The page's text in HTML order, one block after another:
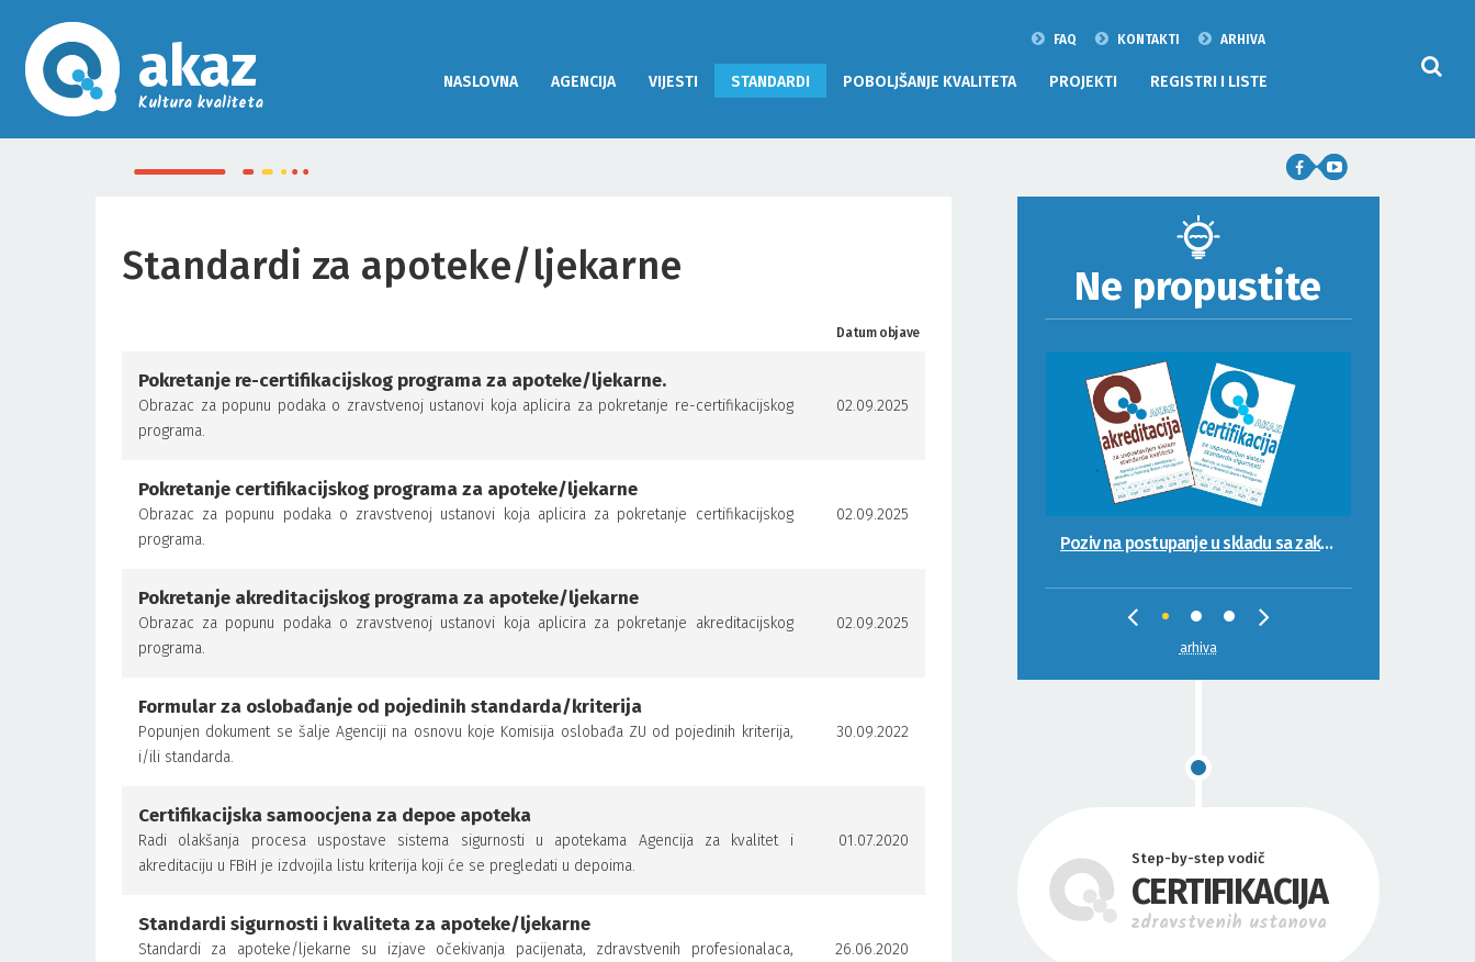
akaz
Kultura kvaliteta
FAQ KONTAKTI ARHIVA
NASLOVNA AGENCIJA VIJESTI STANDARDI POBOLJŠANJE KVALITETA PROJEKTI REGISTRI I LISTE
Standardi za apoteke/ljekarne
Datum objave
Pokretanje re-certifikacijskog programa za apoteke/ljekarne.
Obrazac za popunu podaka o zravstvenoj ustanovi koja aplicira za pokretanje re-certifikacijskog
programa.
02.09.2025
Pokretanje certifikacijskog programa za apoteke/ljekarne
Obrazac za popunu podaka o zravstvenoj ustanovi koja aplicira za pokretanje certifikacijskog
programa.
02.09.2025
Pokretanje akreditacijskog programa za apoteke/ljekarne
Obrazac za popunu podaka o zravstvenoj ustanovi koja aplicira za pokretanje akreditacijskog
programa.
02.09.2025
Formular za oslobađanje od pojedinih standarda/kriterija
Popunjen dokument se šalje Agenciji na osnovu koje Komisija oslobađa ZU od pojedinih kriterija,
i/ili standarda.
30.09.2022
Certifikacijska samoocjena za depoe apoteka
Radi olakšanja procesa uspostave sistema sigurnosti u apotekama Agencija za kvalitet i
akreditaciju u FBiH je izdvojila listu kriterija koji će se pregledati u depoima.
01.07.2020
Standardi sigurnosti i kvaliteta za apoteke/ljekarne
Standardi za apoteke/ljekarne su izjave očekivanja pacijenata, zdravstvenih profesionalaca,
26.06.2020
Ne propustite
Poziv na postupanje u skladu sa zakonskim propisima
arhiva
Step-by-step vodič
CERTIFIKACIJA
zdravstvenih ustanova